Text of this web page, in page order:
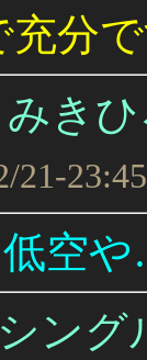
充分
きひ
21-
低
シン